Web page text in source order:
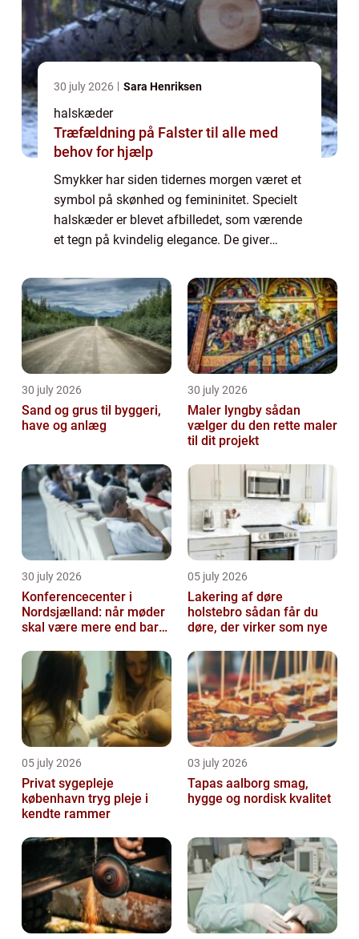
30 july 2026 Sara Henriksen
halskæder
Træfældning på Falster til alle med
behov for hjælp
Smykker har siden tidernes morgen været et
symbol på skønhed og femininitet. Specielt
halskæder er blevet afbilledet, som værende
et tegn på kvindelig elegance. De giver
gør at de den dag i dag, stadig er ...
30 july 2026
Sand og grus til byggeri,
have og anlæg
30 july 2026
Maler lyngby sådan
vælger du den rette maler
til dit projekt
30 july 2026
Konferencecenter i
Nordsjælland: når møder
skal være mere end bare
05 july 2026
Lakering af døre
holstebro sådan får du
døre, der virker som nye
05 july 2026
Privat sygepleje
københavn tryg pleje i
kendte rammer
03 july 2026
Tapas aalborg smag,
hygge og nordisk kvalitet